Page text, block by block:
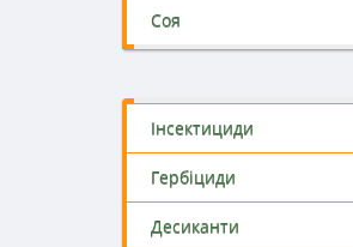
Соя
Інсектициди
Гербіциди
Десиканти